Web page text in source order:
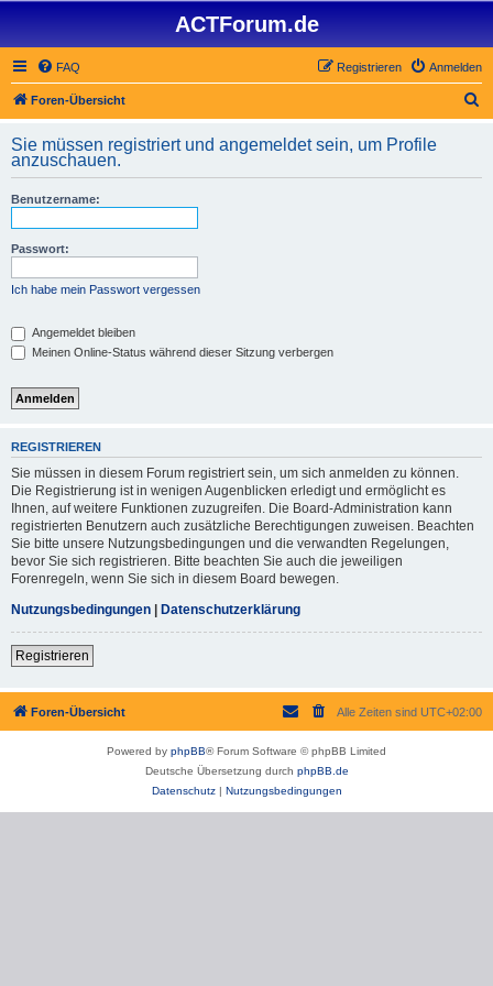
ACTForum.de
FAQ Anmelden
Registrieren
Foren-Übersicht
h
Sie müssen registriert und angemeldet sein, um Profile
anzuschauen.
Benutzername:
Passwort:
Ich habe mein Passwort vergessen
Angemeldet bleiben
Meinen Online-Status während dieser Sitzung verbergen
REGISTRIEREN
Sie müssen in diesem Forum registriert sein, um sich anmelden zu können.
Die Registrierung ist in wenigen Augenblicken erledigt und ermöglicht es
Ihnen, auf weitere Funktionen zuzugreifen. Die Board-Administration kann
registrierten Benutzern auch zusätzliche Berechtigungen zuweisen. Beachten
Sie bitte unsere Nutzungsbedingungen und die verwandten Regelungen,
bevor Sie sich registrieren. Bitte beachten Sie auch die jeweiligen
Forenregeln, wenn Sie sich in diesem Board bewegen.
Nutzungsbedingungen | Datenschutzerklärung
Registrieren
Foren-Übersicht Alle Zeiten sind UTC+02:00
Powered by phpBB® Forum Software © phpBB Limited
Deutsche Übersetzung durch phpBB.de
Datenschutz| Nutzungsbedingungen